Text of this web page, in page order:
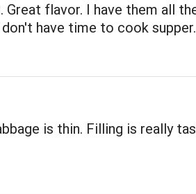
Great flavor. I have them all
don't have time to cook supper.
is thin. Filling is really